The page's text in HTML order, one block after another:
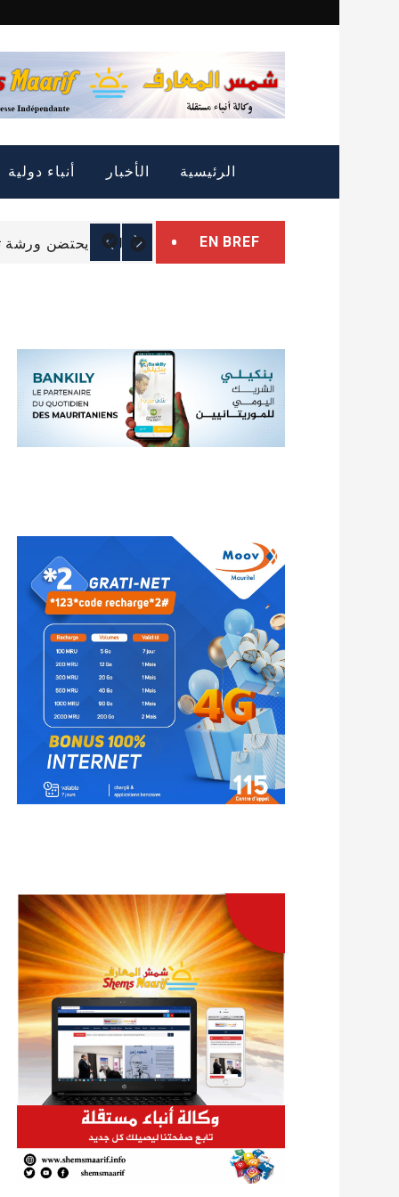
content
الرئيسية الأخبار أنباء دولية
EN BREF
التمييز الإيجابي:
الرئيس غزواني يتوجه
البرلمان يحتضن ورشة